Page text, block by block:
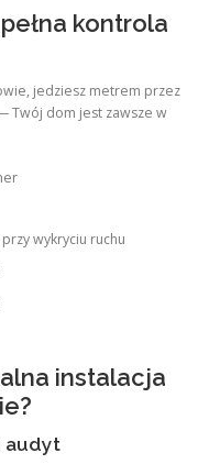
kontrola
jedziesz metrem przez
Twój dom jest zawsze w
wykryciu ruchu
instalacja
audyt